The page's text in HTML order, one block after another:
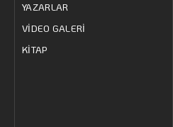
YAZARLAR
VİDEO GALERİ
KİTAP